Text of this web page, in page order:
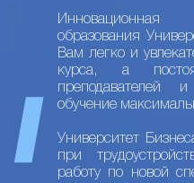
Инновационная
образования
Вам легко и
курса, а
преподавателей
обучение
Университет
при
работу по новой